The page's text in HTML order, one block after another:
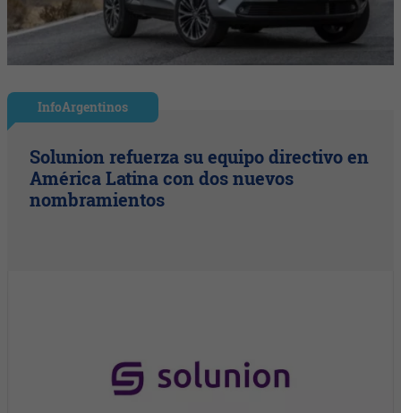
InfoArgentinos
Solunion refuerza su equipo directivo en
América Latina con dos nuevos
nombramientos